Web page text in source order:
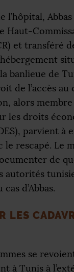
l’hôpital,
Haut-
) et transféré
banlieue de
de l’accès au
alors
les droits
), parvient à
le rescapé. Le
de
autorités
d’Abbas.
LES
se
à Tunis à